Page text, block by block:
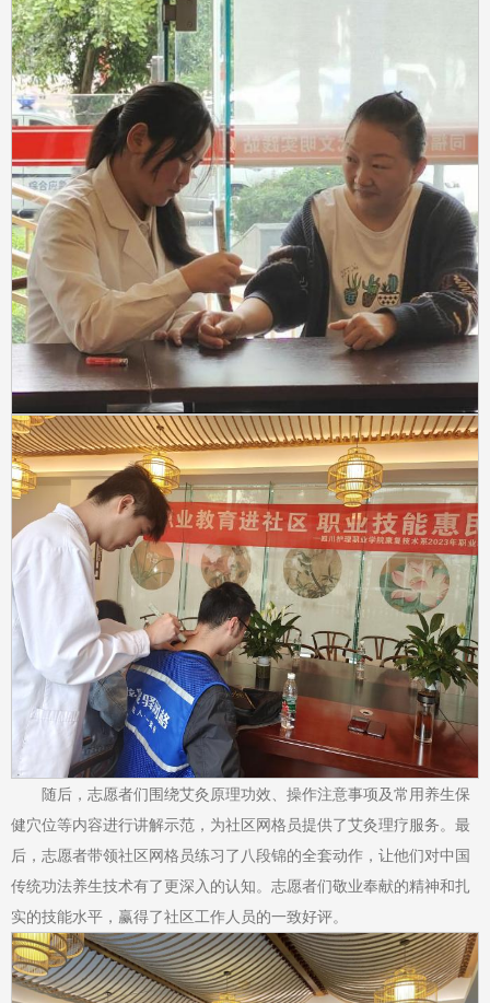
随后，志愿者们围绕艾灸原理功效、操作注意事项及常用养生保
健穴位等内容进行讲解示范，为社区网格员提供了艾灸理疗服务。最
后，志愿者带领社区网格员练习了八段锦的全套动作，让他们对中国
传统功法养生技术有了更深入的认知。志愿者们敬业奉献的精神和扎
实的技能水平，赢得了社区工作人员的一致好评。